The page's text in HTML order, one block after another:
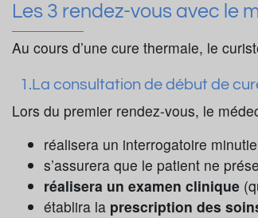
Les 3 rendez-vous avec le
Au cours d’une cure thermale, le
1.La consultation de début de
Lors du premier rendez-vous, le
réalisera un interrogatoire
s’assurera que le patient ne
réalisera un examen clinique
établira la prescription des